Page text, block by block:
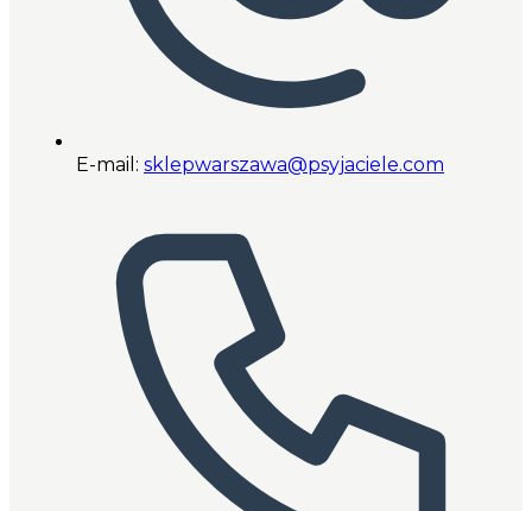
E-mail: sklepwarszawa@psyjaciele.com